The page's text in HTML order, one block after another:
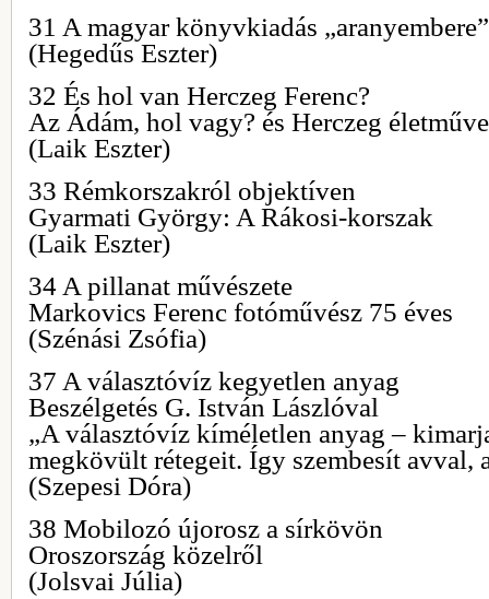
31 A magyar könyvkiadás „aranyembere”
(Hegedűs Eszter)
32 És hol van Herczeg Ferenc?
Az Ádám, hol vagy? és Herczeg életműve
(Laik Eszter)
33 Rémkorszakról objektíven
Gyarmati György: A Rákosi-korszak
(Laik Eszter)
34 A pillanat művészete
Markovics Ferenc fotóművész 75 éves
(Szénási Zsófia)
37 A választóvíz kegyetlen anyag
Beszélgetés G. István Lászlóval
„A választóvíz kíméletlen anyag –
megkövült rétegeit. Így szembesít avval,
(Szepesi Dóra)
38 Mobilozó újorosz a sírkövön
Oroszország közelről
(Jolsvai Júlia)